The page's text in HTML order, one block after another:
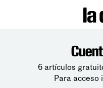
6 artículos
Para acceso